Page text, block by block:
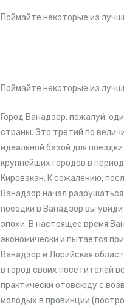
Поймайте некоторые из
Поймайте некоторые из
Город Ванадзор, пожалуй,
страны. Это третий по
идеальной базой для
крупнейших городов в
Кировакан. К сожалению,
Ванадзор начал
поездки в Ванадзор вы
эпохи. В настоящее время
экономически и пытается
Ванадзор и Лорийская
в город своих посетителей
практически отовсюду с
молодых в провинции